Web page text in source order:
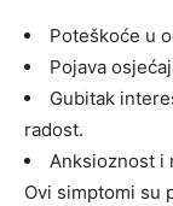
Poteškoće u
Pojava
Gubitak
radost.
Anksioznost i
Ovi simptomi su